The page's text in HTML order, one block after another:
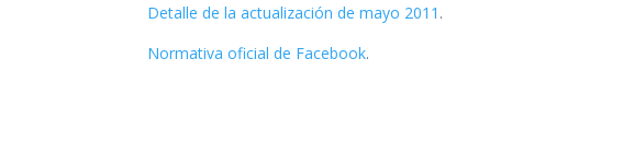
Detalle de la actualización de mayo 2011 .
Normativa oficial de Facebook.